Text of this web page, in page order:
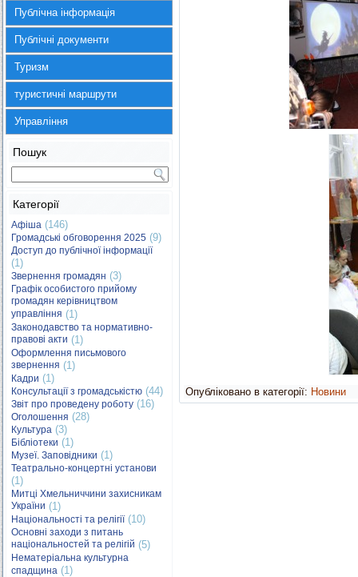
Публічна інформація
Публічні документи
Туризм
туристичні маршрути
Управління
Пошук
Категорії
Афіша (146)
Громадські обговорення 2025 (9)
Доступ до публічної інформації
(1)
Звернення громадян (3)
Графік особистого прийому
громадян керівництвом
управління (1)
Законодавство та нормативно-
правові акти (1)
Оформлення письмового
звернення (1)
Кадри (1)
Консультації з громадськістю (44)
Звіт про проведену роботу (16)
Оголошення (28)
Культура (3)
Бібліотеки (1)
Музеї. Заповідники (1)
Театрально-концертні установи
(1)
Митці Хмельниччини захисникам
України (1)
Національності та релігії(10)
Основні заходи з питань
національностей та релігій (5)
Нематеріальна культурна
спадщина (1)
Опубліковано в категорії: Новини